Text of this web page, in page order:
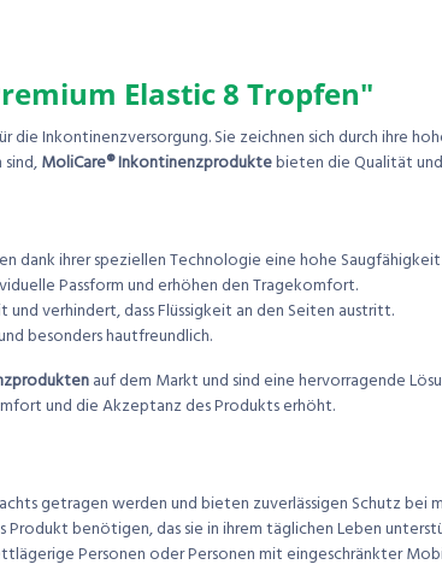
Elastic 8 Tropfen"
die Inkontinenzversorgung. Sie zeichnen sich durch ihre
MoliCare® Inkontinenzproduktebieten die Qualität
dank ihrer speziellen Technologie eine hohe
Passform und erhöhen den Tragekomfort.
verhindert, dass Flüssigkeit an den Seiten austritt.
besonders hautfreundlich.
auf dem Markt und sind eine hervorragende
und die Akzeptanz des Produkts erhöht.
getragen werden und bieten zuverlässigen Schutz bei
Produkt benötigen, das sie in ihrem täglichen Leben
Personen oder Personen mit eingeschränkter